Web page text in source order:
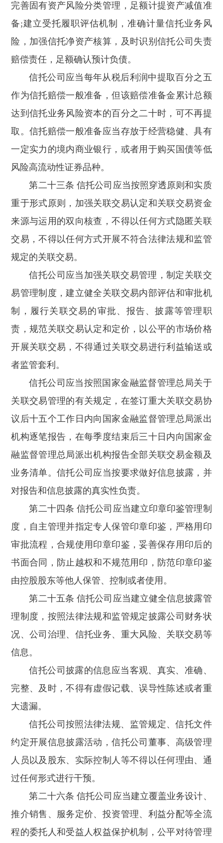
完善固有资产风险分类管理，足额计提资产减值准
备;建立受托履职评估机制，准确计量信托业务风
险，加强信托净资产核算，及时识别信托公司失责
赔偿责任，足额确认预计负债。
信托公司应当每年从税后利润中提取百分之五
作为信托赔偿一般准备，但该赔偿准备金累计总额
达到信托业务风险资本的百分之二十时，可不再提
取。信托赔偿一般准备应当存放于经营稳健、具有
一定实力的境内商业银行，或者用于购买国债等低
风险高流动性证券品种。
第二十三条 信托公司应当按照穿透原则和实质
重于形式原则，加强关联交易认定和关联交易资金
来源与运用的双向核查，不得以任何方式隐匿关联
交易，不得以任何方式开展不符合法律法规和监管
规定的关联交易。
信托公司应当加强关联交易管理，制定关联交
易管理制度，建立健全关联交易内部评估和审批机
制，履行关联交易的审批、报告、披露等管理职
责，规范关联交易认定和定价，以公平的市场价格
开展关联交易，不得通过关联交易进行利益输送或
者监管套利。
信托公司应当按照国家金融监督管理总局关于
关联交易管理的有关规定，在签订重大关联交易协
议后十五个工作日内向国家金融监督管理总局派出
机构逐笔报告，在每季度结束后三十日内向国家金
融监督管理总局派出机构报告全部关联交易金额及
业务清单。信托公司应当按要求做好信息披露，并
对报告和信息披露的真实性负责。
第二十四条 信托公司应当建立印章印鉴管理制
度，自主管理并指定专人保管印章印鉴，严格用印
审批流程，合规使用印章印鉴，妥善保存用印后的
书面合同，防止越权和不规范用印，防范印章印鉴
由控股股东等他人保管、控制或者使用。
第二十五条 信托公司应当建立健全信息披露管
理制度，按照法律法规和监管规定披露公司财务状
况、公司治理、信托业务、重大风险、关联交易等
信息。
信托公司披露的信息应当客观、真实、准确、
完整、及时，不得有虚假记载、误导性陈述或者重
大遗漏。
信托公司按照法律法规、监管规定、信托文件
约定开展信息披露活动，信托公司董事、高级管理
人员以及股东、实际控制人等不得以任何理由、通
过任何形式进行干预。
第二十六条 信托公司应当建立覆盖业务设计、
推介销售、服务定价、投资管理、利益分配等全流
程的委托人和受益人权益保护机制，公平对待管理